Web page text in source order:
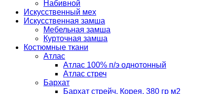
Набивной
Искусственный мех
Искусственная замша
Мебельная замша
Курточная замша
Костюмные ткани
Атлас
Атлас 100% п/э однотонный
Атлас стреч
Бархат
Бархат стрейч, Корея, 380 гр м2